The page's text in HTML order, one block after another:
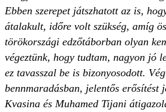
Ebben szerepet játszhatott az is,
átalakult, időre volt szükség, amíg
törökországi edzőtáborban olyan
végeztünk, hogy tudtam, nagyon jó
ez tavasszal be is bizonyosodott.
bennmaradásban, jelentős erősítést
Kvasina és Muhamed Tijani